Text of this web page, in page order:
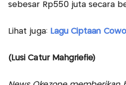
sebesar Rp550 juta secara
Lihat juga: Lagu Ciptaan
(Lusi Catur Mahgriefie)